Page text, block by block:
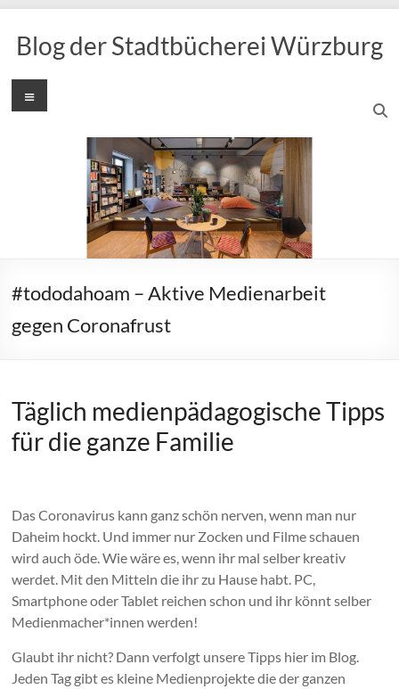
Inhalt
springen
Blog der Stadtbücherei Würzburg
Menü
#tododahoam – Aktive Medienarbeit
gegen Coronafrust
Täglich medienpädagogische Tipps
für die ganze Familie
Das Coronavirus kann ganz schön nerven, wenn man nur
Daheim hockt. Und immer nur Zocken und Filme schauen
wird auch öde. Wie wäre es, wenn ihr mal selber kreativ
werdet. Mit den Mitteln die ihr zu Hause habt. PC,
Smartphone oder Tablet reichen schon und ihr könnt selber
Medienmacher*innen werden!
Glaubt ihr nicht? Dann verfolgt unsere Tipps hier im Blog.
Jeden Tag gibt es kleine Medienprojekte die der ganzen